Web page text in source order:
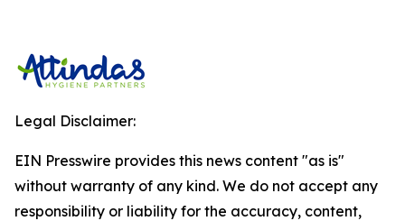
Legal Disclaimer:
EIN Presswire provides this news content "as is"
without warranty of any kind. We do not accept any
responsibility or liability for the accuracy, content,